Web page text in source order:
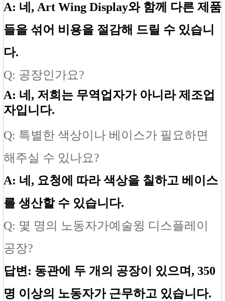
A: 네, Art Wing Display와 함께 다른 제품
들을 섞어 비용을 절감해 드릴 수 있습니
다.
Q: 공장인가요?
A: 네, 저희는 무역업자가 아니라 제조업
자입니다.
Q: 특별한 색상이나 베이스가 필요하면
해주실 수 있나요?
A: 네, 요청에 따라 색상을 칠하고 베이스
를 생산할 수 있습니다.
Q: 몇 명의 노동자가예술윙 디스플레이
공장?
답변: 동관에 두 개의 공장이 있으며, 350
명 이상의 노동자가 근무하고 있습니다.